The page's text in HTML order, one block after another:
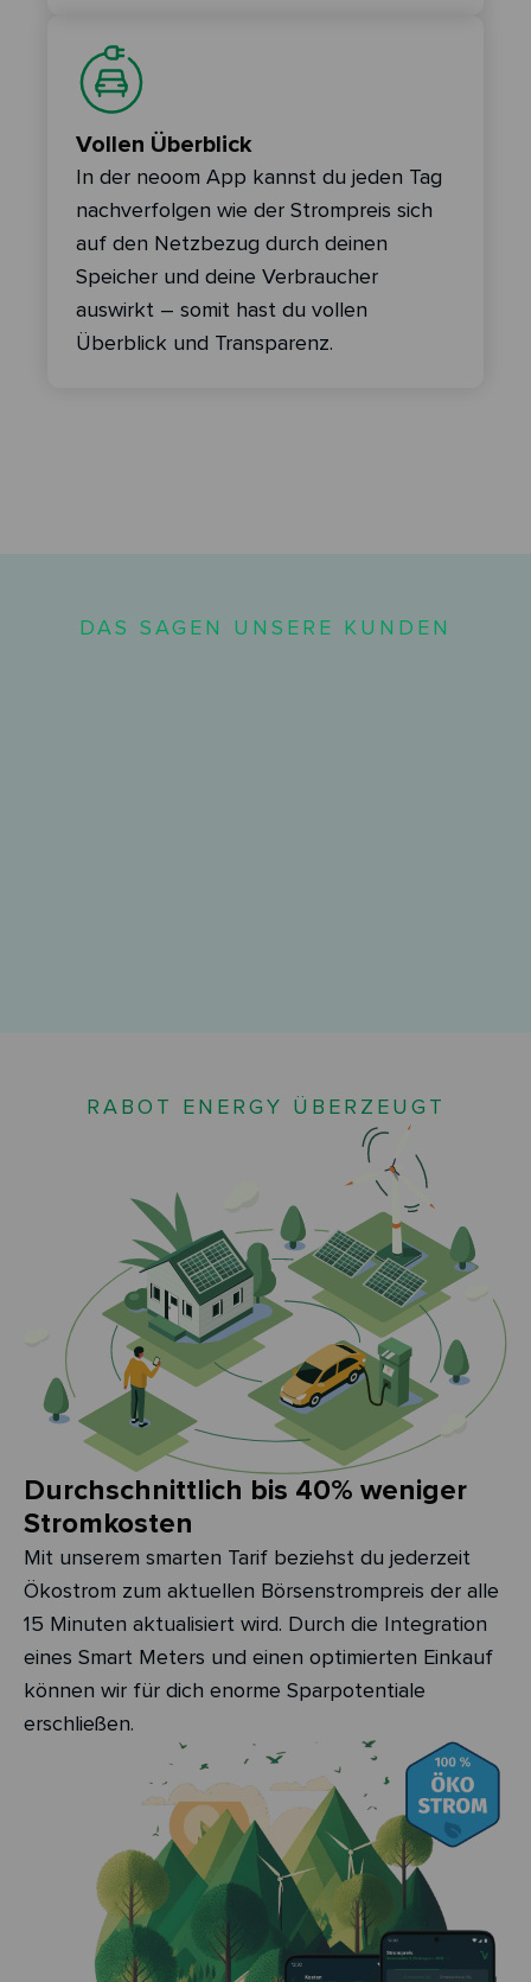
Vollen Überblick
In der neoom App kannst du jeden Tag
nachverfolgen wie der Strompreis sich
auf den Netzbezug durch deinen
Speicher und deine Verbraucher
auswirkt – somit hast du vollen
Überblick und Transparenz.
DAS SAGEN UNSERE KUNDEN
RABOT ENERGY ÜBERZEUGT
Durchschnittlich bis 40% weniger
Stromkosten
Mit unserem smarten Tarif beziehst du jederzeit
Ökostrom zum aktuellen Börsenstrompreis der alle
15 Minuten aktualisiert wird. Durch die Integration
eines Smart Meters und einen optimierten Einkauf
können wir für dich enorme Sparpotentiale
erschließen.